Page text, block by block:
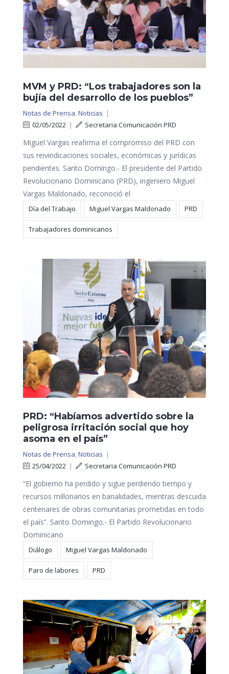
MVM y PRD: “Los trabajadores son la
bujía del desarrollo de los pueblos”
Notas de Prensa,Noticias |
02/05/2022 | Secretaria Comunicación PRD
Miguel Vargas reafirma el compromiso del PRD con
sus reivindicaciones sociales, económicas y jurídicas
pendientes. Santo Domingo.- El presidente del Partido
Revolucionario Dominicano (PRD), ingeniero Miguel
Vargas Maldonado, reconoció el
Día del Trabajo Miguel Vargas Maldonado PRD
Trabajadores dominicanos
PRD: “Habíamos advertido sobre la
peligrosa irritación social que hoy
asoma en el país”
Notas de Prensa,Noticias |
25/04/2022 | Secretaria Comunicación PRD
“El gobierno ha perdido y sigue perdiendo tiempo y
recursos millonarios en banalidades, mientras descuida
centenares de obras comunitarias prometidas en todo
el país”. Santo Domingo.- El Partido Revolucionario
Dominicano
Diálogo Miguel Vargas Maldonado
Paro de labores PRD